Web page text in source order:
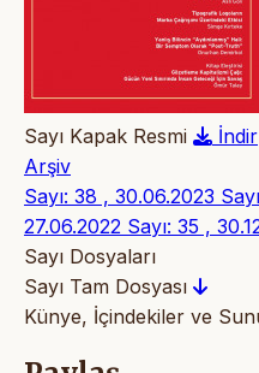
Sayı Kapak Resmi
İndir
Arşiv
Sayı: 38 , 30.06.2023
27.06.2022 Sayı: 35 ,
Sayı Dosyaları
Sayı Tam Dosyası
Künye, İçindekiler ve